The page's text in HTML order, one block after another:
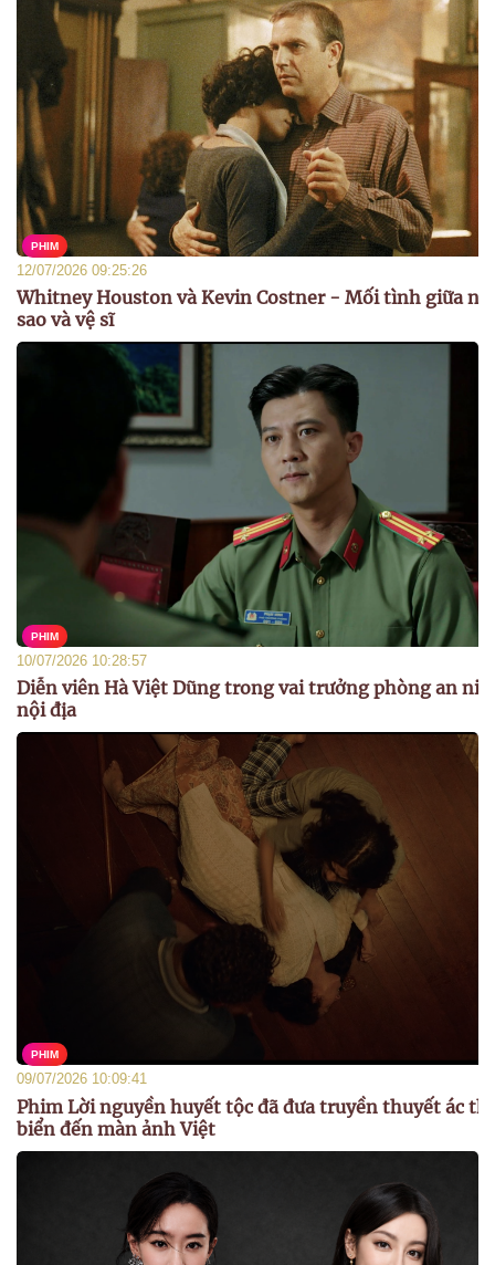
PHIM
12/07/2026 09:25:26
Whitney Houston và Kevin Costner - Mối tình giữa
sao và vệ sĩ
PHIM
10/07/2026 10:28:57
Diễn viên Hà Việt Dũng trong vai trưởng phòng an
nội địa
PHIM
09/07/2026 10:09:41
Phim Lời nguyền huyết tộc đã đưa truyền thuyết ác
biển đến màn ảnh Việt